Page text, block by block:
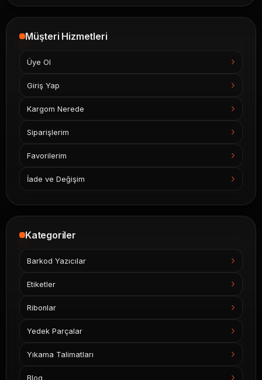
Müşteri Hizmetleri
Üye Ol
Giriş Yap
Kargom Nerede
Siparişlerim
Favorilerim
İade ve Değişim
Kategoriler
Barkod Yazıcılar
Etiketler
Ribonlar
Yedek Parçalar
Yıkama Talimatları
Blog